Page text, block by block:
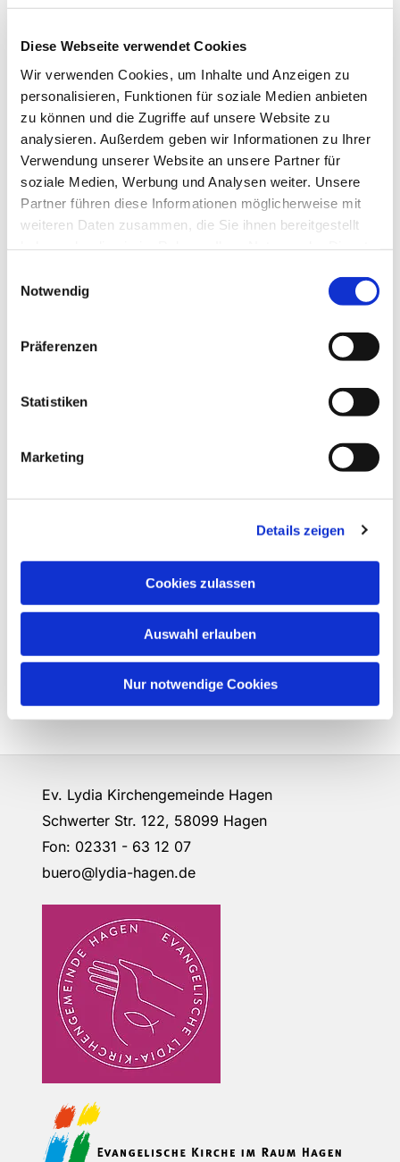
Diese Webseite verwendet Cookies
Wir verwenden Cookies, um Inhalte und Anzeigen zu
personalisieren, Funktionen für soziale Medien anbieten
zu können und die Zugriffe auf unsere Website zu
analysieren. Außerdem geben wir Informationen zu Ihrer
Verwendung unserer Website an unsere Partner für
soziale Medien, Werbung und Analysen weiter. Unsere
Partner führen diese Informationen möglicherweise mit
weiteren Daten zusammen, die Sie ihnen bereitgestellt
Notwendig
Präferenzen
Statistiken
Marketing
Details zeigen
Cookies zulassen
Auswahl erlauben
Nur notwendige Cookies
Dies könnte Sie auch
interessieren
Ev. Lydia Kirchengemeinde Hagen
Schwerter Str. 122, 58099 Hagen
Fon: 02331 - 63 12 07
buero@lydia-hagen.de